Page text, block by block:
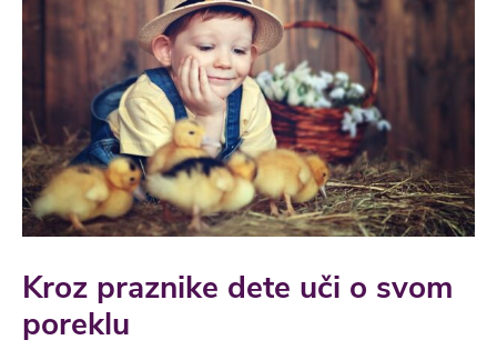
Kroz praznike dete uči o svom
poreklu